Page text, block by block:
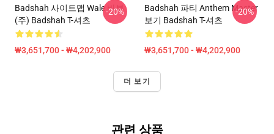
Badshah 사이트맵 Wale 바부
(주) Badshah T-셔츠
₩3,651,700 - ₩4,202,900
-20%
Badshah 파티 Anthem Master
보기 Badshah T-셔츠
₩3,651,700 - ₩4,202,900
-20%
더 보기
관련 상품